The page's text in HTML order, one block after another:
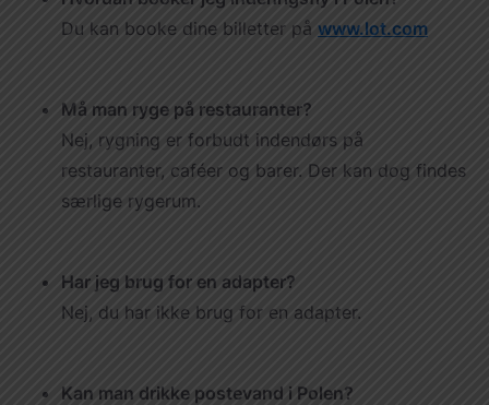
Du kan booke dine billetter på www.lot.com
Må man ryge på restauranter?
Nej, rygning er forbudt indendørs på
restauranter, caféer og barer. Der kan dog findes
særlige rygerum.
Har jeg brug for en adapter?
Nej, du har ikke brug for en adapter.
Kan man drikke postevand i Polen?